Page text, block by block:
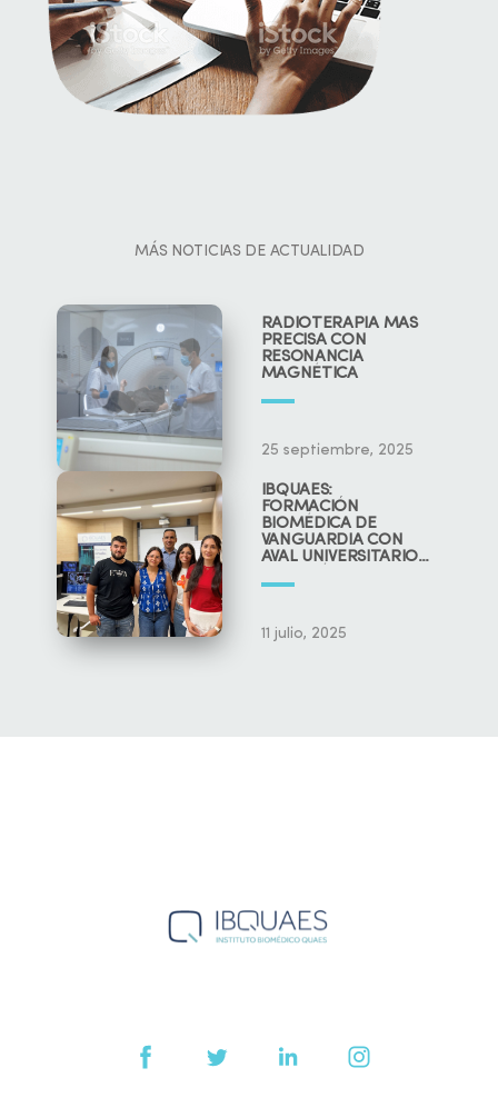
MÁS NOTICIAS DE ACTUALIDAD
RADIOTERAPIA MÁS
PRECISA CON
RESONANCIA
MAGNÉTICA
25 septiembre, 2025
IBQUAES:
FORMACIÓN
BIOMÉDICA DE
VANGUARDIA CON
AVAL UNIVERSITARIO
11 julio, 2025